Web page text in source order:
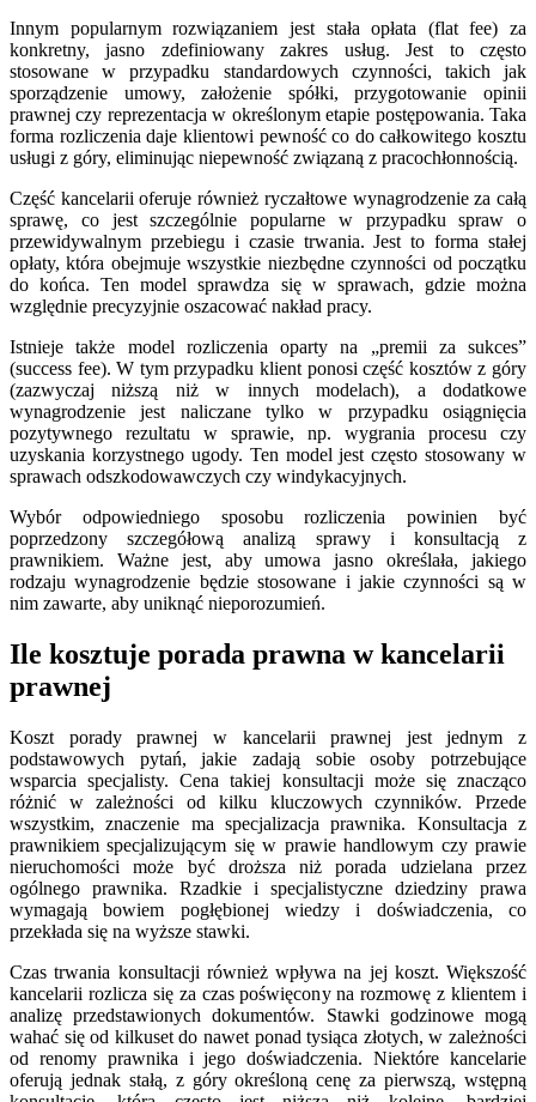
Innym popularnym rozwiązaniem jest stała opłata (flat fee) za
konkretny, jasno zdefiniowany zakres usług. Jest to często
stosowane w przypadku standardowych czynności, takich jak
sporządzenie umowy, założenie spółki, przygotowanie opinii
prawnej czy reprezentacja w określonym etapie postępowania. Taka
forma rozliczenia daje klientowi pewność co do całkowitego kosztu
usługi z góry, eliminując niepewność związaną z pracochłonnością.
Część kancelarii oferuje również ryczałtowe wynagrodzenie za całą
sprawę, co jest szczególnie popularne w przypadku spraw o
przewidywalnym przebiegu i czasie trwania. Jest to forma stałej
opłaty, która obejmuje wszystkie niezbędne czynności od początku
do końca. Ten model sprawdza się w sprawach, gdzie można
względnie precyzyjnie oszacować nakład pracy.
Istnieje także model rozliczenia oparty na „premii za sukces”
(success fee). W tym przypadku klient ponosi część kosztów z góry
(zazwyczaj niższą niż w innych modelach), a dodatkowe
wynagrodzenie jest naliczane tylko w przypadku osiągnięcia
pozytywnego rezultatu w sprawie, np. wygrania procesu czy
uzyskania korzystnego ugody. Ten model jest często stosowany w
sprawach odszkodowawczych czy windykacyjnych.
Wybór odpowiedniego sposobu rozliczenia powinien być
poprzedzony szczegółową analizą sprawy i konsultacją z
prawnikiem. Ważne jest, aby umowa jasno określała, jakiego
rodzaju wynagrodzenie będzie stosowane i jakie czynności są w
nim zawarte, aby uniknąć nieporozumień.
Ile kosztuje porada prawna w kancelarii
prawnej
Koszt porady prawnej w kancelarii prawnej jest jednym z
podstawowych pytań, jakie zadają sobie osoby potrzebujące
wsparcia specjalisty. Cena takiej konsultacji może się znacząco
różnić w zależności od kilku kluczowych czynników. Przede
wszystkim, znaczenie ma specjalizacja prawnika. Konsultacja z
prawnikiem specjalizującym się w prawie handlowym czy prawie
nieruchomości może być droższa niż porada udzielana przez
ogólnego prawnika. Rzadkie i specjalistyczne dziedziny prawa
wymagają bowiem pogłębionej wiedzy i doświadczenia, co
przekłada się na wyższe stawki.
Czas trwania konsultacji również wpływa na jej koszt. Większość
kancelarii rozlicza się za czas poświęcony na rozmowę z klientem i
analizę przedstawionych dokumentów. Stawki godzinowe mogą
wahać się od kilkuset do nawet ponad tysiąca złotych, w zależności
od renomy prawnika i jego doświadczenia. Niektóre kancelarie
oferują jednak stałą, z góry określoną cenę za pierwszą, wstępną